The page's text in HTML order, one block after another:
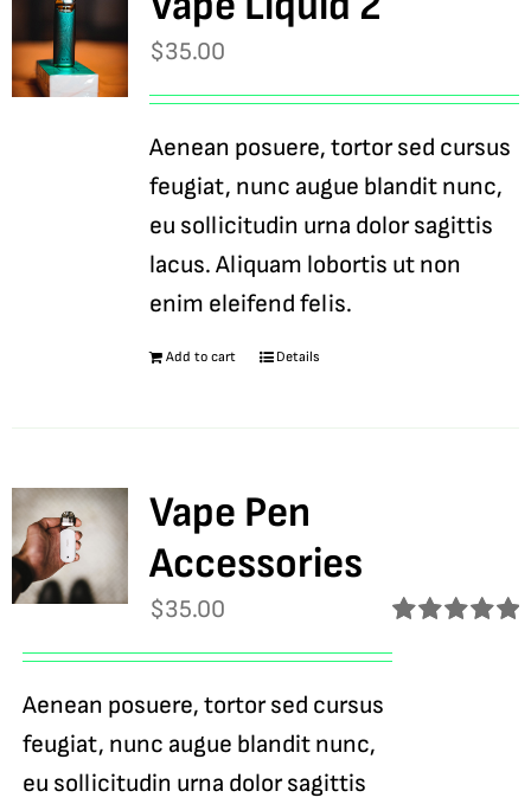
$35.00
Aenean posuere, tortor sed cursus
feugiat, nunc augue blandit nunc,
eu sollicitudin urna dolor sagittis
lacus. Aliquam lobortis ut non
enim eleifend felis.
Add to cart Details
Vape Pen
Accessories
Rated
$35.00
Aenean posuere, tortor sed cursus
feugiat, nunc augue blandit nunc,
eu sollicitudin urna dolor sagittis